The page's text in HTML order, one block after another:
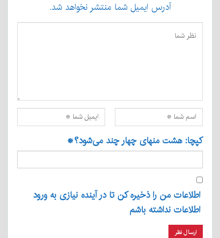
آدرس ایمیل شما منتشر نخواهد شد.
کپچا: هشت منهای چهار چند می‌شود؟*
اطلاعات من را ذخیره کن تا در آینده نیازی به ورود
اطلاعات نداشته باشم